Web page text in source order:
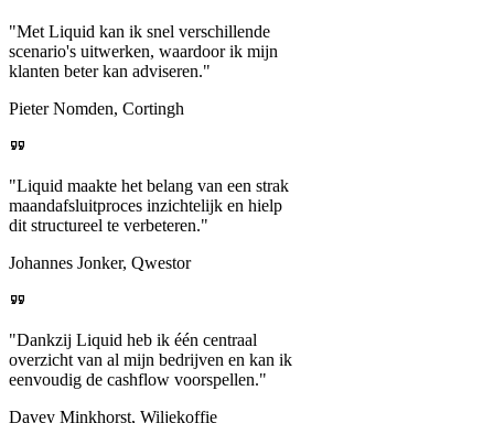
"Met Liquid kan ik snel verschillende
scenario's uitwerken, waardoor ik mijn
klanten beter kan adviseren."
Pieter Nomden, Cortingh
"Liquid maakte het belang van een strak
maandafsluitproces inzichtelijk en hielp
dit structureel te verbeteren."
Johannes Jonker, Qwestor
"Dankzij Liquid heb ik één centraal
overzicht van al mijn bedrijven en kan ik
eenvoudig de cashflow voorspellen."
Davey Minkhorst, Wiljekoffie